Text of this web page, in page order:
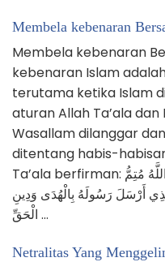
Membela kebenaran
Membela kebenaran
kebenaran Islam
terutama ketika Islam
aturan Allah Ta’ala dan
Wasallam dilanggar
ditentang habis-
Ta’ala berfirman: يُرِيدُونَ لِيُطْفِئُوا نُورَ اللَّهِ بِأَفْوَاهِهِمْ وَاللَّهُ مُتِمُّ
الْكَافِرُونَ (8) هُوَ الَّذِي أَرْسَلَ رَسُولَهُ بِالْهُدَى وَدِينِ
الْحَقِّ …
Netralitas Yang